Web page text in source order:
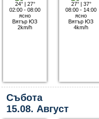
24°| 27°
02:00 - 08:00
ясно
Вятър ЮЗ
2km/h
27°| 37°
08:00 - 14:00
ясно
Вятър ЮЗ
4km/h
Събота
15.08. Август